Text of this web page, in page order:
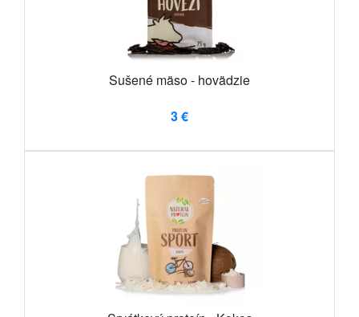
Sušené mäso - hovädzie
3 €